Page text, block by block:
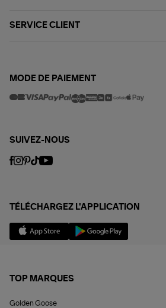
SERVICE CLIENT
MODE DE PAIEMENT
SUIVEZ-NOUS
TÉLÉCHARGEZ L'APPLICATION
TOP MARQUES
Golden Goose